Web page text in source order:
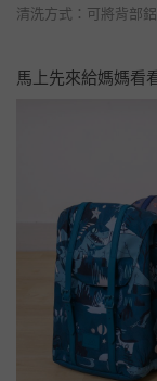
清洗方式：可將背部
馬上先來給媽媽看